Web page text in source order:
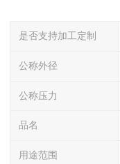
是否支持加工定制
公称外径
公称压力
品名
用途范围